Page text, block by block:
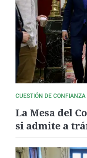
CUESTIÓN DE
La Mesa del
si admite a